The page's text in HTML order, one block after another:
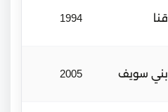
قنا 1994
بني سويف 2005